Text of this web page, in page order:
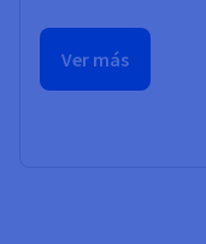
Ver más